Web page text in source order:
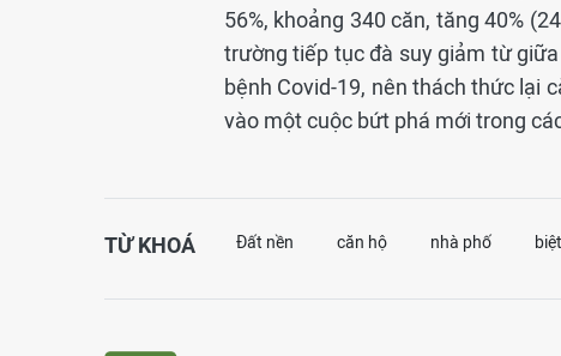
56%, khoảng 340 căn, tăng 40%
trường tiếp tục đà suy giảm từ
bệnh Covid-19, nên thách thức lại
vào một cuộc bứt phá mới trong
TỪ KHOÁ Đất nền căn hộ nhà phố